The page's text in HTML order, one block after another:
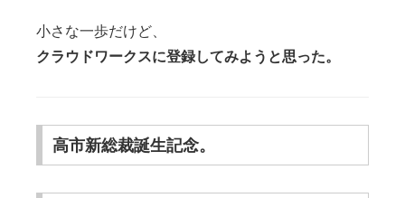
小さな一歩だけど、
クラウドワークスに登録してみようと思った。
高市新総裁誕生記念。